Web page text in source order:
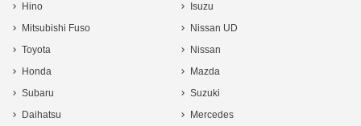
Hino
Isuzu
Mitsubishi Fuso
Nissan UD
Toyota
Nissan
Honda
Mazda
Subaru
Suzuki
Daihatsu
Mercedes